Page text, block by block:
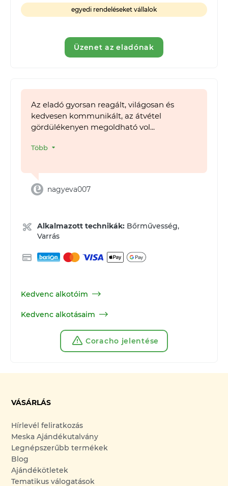
egyedi rendeléseket vállalok
Üzenet az eladónak
Az eladó gyorsan reagált, világosan és
kedvesen kommunikált, az átvétel
gördülékenyen megoldható vol...
Több
nagyeva007
Alkalmazott technikák: Bőrművesség,
Varrás
Kedvenc alkotóim
Kedvenc alkotásaim
Coracho jelentése
VÁSÁRLÁS
Hírlevél feliratkozás
Meska Ajándékutalvány
Legnépszerűbb termékek
Blog
Ajándékötletek
Tematikus válogatások